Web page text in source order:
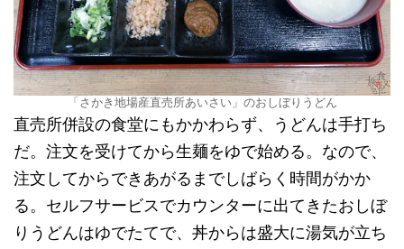
「さかき地場産直売所あいさい」のおしぼりうどん
直売所併設の食堂にもかかわらず、うどんは手打ち
だ。注文を受けてから生麺をゆで始める。なので、
注文してからできあがるまでしばらく時間がかか
る。セルフサービスでカウンターに出てきたおしぼ
りうどんはゆでたてで、丼からは盛大に湯気が立ち